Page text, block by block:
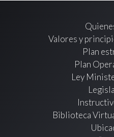
Valores y
Plan
Plan
Ley
Biblioteca